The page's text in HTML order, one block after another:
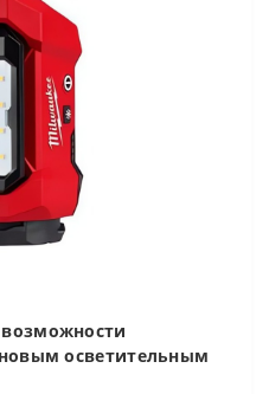
возможности
осветительным